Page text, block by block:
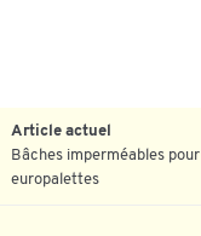
Article actuel
Bâches imperméables pour
europalettes